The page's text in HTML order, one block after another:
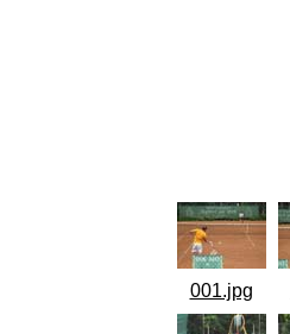
001.jpg